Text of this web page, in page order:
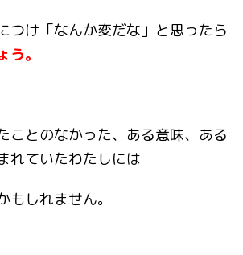
つけ「なんか変だな」と思ったら
。
ことのなかった、ある意味、ある
れていたわたしには
しれません。